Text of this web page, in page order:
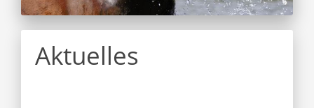
Aktuelles